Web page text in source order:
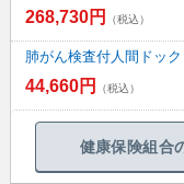
268,730円 （税込）
肺がん検査付人間ドック
44,660円 （税込）
健康保険組合